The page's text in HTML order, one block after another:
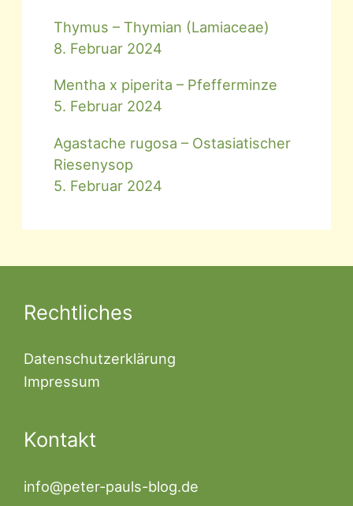
Thymus – Thymian (Lamiaceae)
8. Februar 2024
Mentha x piperita – Pfefferminze
5. Februar 2024
Agastache rugosa – Ostasiatischer
Riesenysop
5. Februar 2024
Rechtliches
Datenschutzerklärung
Impressum
Kontakt
info@peter-pauls-blog.de